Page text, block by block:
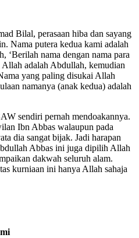
Bilal, perasaan hiba dan sayang
Nama putera kedua kami adalah
‘Berilah nama dengan nama para
adalah Abdullah, kemudian
yang paling disukai Allah
namanya (anak kedua) adalah
sendiri pernah mendoakannya.
Ibn Abbas walaupun pada
dia sangat bijak. Jadi harapan
Abbas ini juga dipilih Allah
dakwah seluruh alam.
kurniaan ini hanya Allah sahaja